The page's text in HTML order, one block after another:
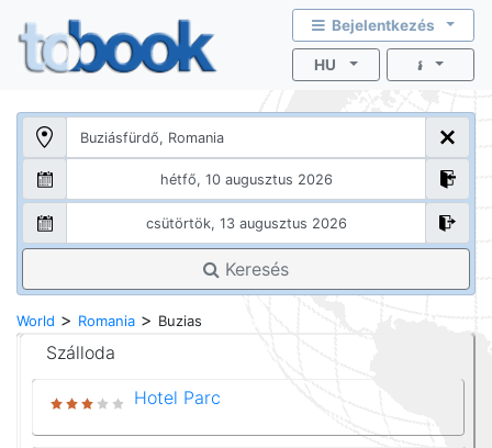
Bejelentkezés
HU ៛
Keresés
World > Romania > Buzias
Szálloda
Hotel Parc